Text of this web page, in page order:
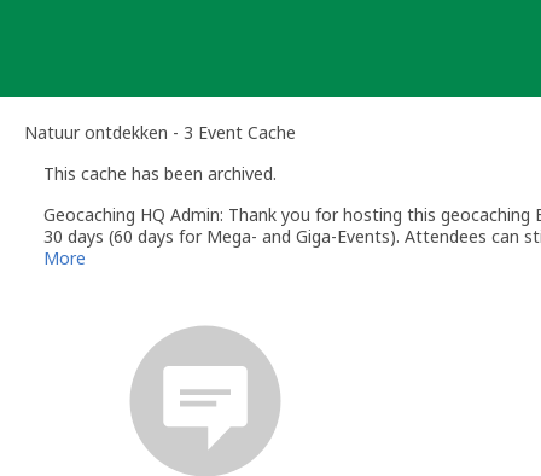
Natuur ontdekken - 3 Event Cache
This cache has been archived.
Geocaching HQ Admin: Thank you for hosting this
30 days (60 days for Mega- and Giga-Events). Attendees can
More